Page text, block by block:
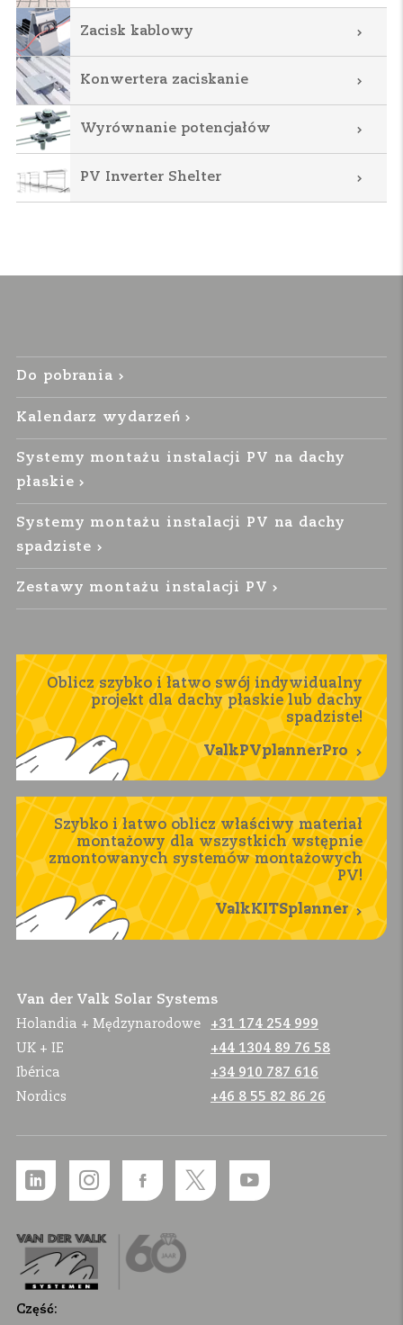
Zacisk kablowy
Konwertera zaciskanie
Wyrównanie potencjałów
PV Inverter Shelter
Do pobrania
Kalendarz wydarzeń
Systemy montażu instalacji PV na dachy
płaskie
Systemy montażu instalacji PV na dachy
spadziste
Zestawy montażu instalacji PV
Oblicz szybko i łatwo swój indywidualny
projekt dla dachy płaskie lub dachy
spadziste!
ValkPVplannerPro
Szybko i łatwo oblicz właściwy materiał
montażowy dla wszystkich wstępnie
zmontowanych systemów montażowych
PV!
ValkKITSplanner
Van der Valk Solar Systems
Holandia + Mędzynarodowe
+31 174 254 999
UK + IE
+44 1304 89 76 58
Ibérica
+34 910 787 616
Nordics
+46 8 55 82 86 26
Część: